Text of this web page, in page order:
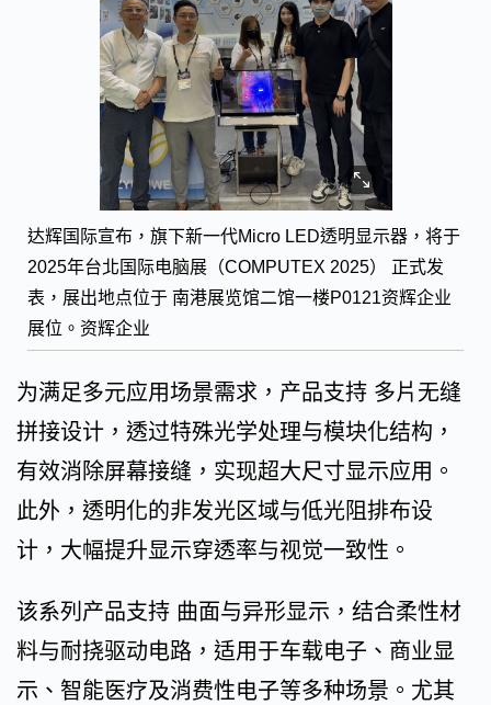
达辉国际宣布，旗下新一代Micro LED透明显示器，将于
2025年台北国际电脑展（COMPUTEX 2025） 正式发
表，展出地点位于 南港展览馆二馆一楼P0121资辉企业
展位。资辉企业
为满足多元应用场景需求，产品支持 多片无缝
拼接设计，透过特殊光学处理与模块化结构，
有效消除屏幕接缝，实现超大尺寸显示应用。
此外，透明化的非发光区域与低光阻排布设
计，大幅提升显示穿透率与视觉一致性。
该系列产品支持 曲面与异形显示，结合柔性材
料与耐挠驱动电路，适用于车载电子、商业显
示、智能医疗及消费性电子等多种场景。尤其